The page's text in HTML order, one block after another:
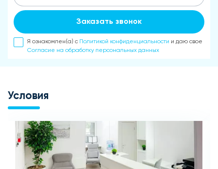
Заказать звонок
Я ознакомлен(а) с Политикой конфиденциальности и даю свое
Согласие на обработку персональных данных
Условия